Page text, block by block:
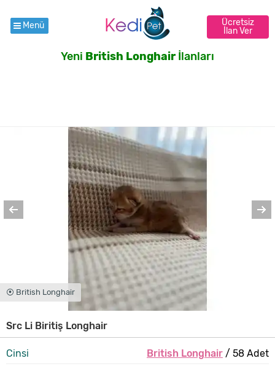
Menü
Ücretsiz
İlan Ver
Yeni British Longhair İlanları
⦿ British Longhair
Src Li Biritiş Longhair
Cinsi British Longhair/ 58 Adet